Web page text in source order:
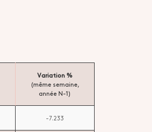
Variation %
(même semaine,
année N-1)
-7.233